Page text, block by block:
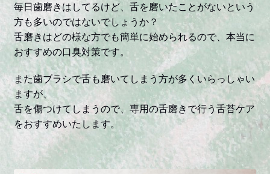
毎日歯磨きはしてるけど、舌を磨いたことがないという
方も多いのではないでしょうか？
舌磨きはどの様な方でも簡単に始められるので、本当に
おすすめの口臭対策です。
また歯ブラシで舌も磨いてしまう方が多くいらっしゃい
ますが、
舌を傷つけてしまうので、専用の舌磨きで行う舌苔ケア
をおすすめいたします。